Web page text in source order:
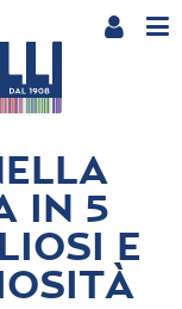
IN 5
E